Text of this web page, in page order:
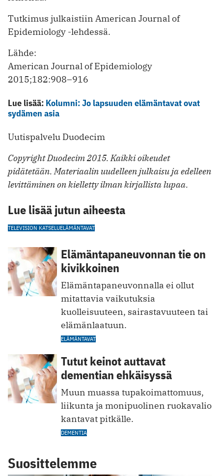
Tutkimus julkaistiin American Journal of
Epidemiology -lehdessä.
Lähde:
American Journal of Epidemiology
2015;182:908–916
Lue lisää: Kolumni: Jo lapsuuden elämäntavat ovat
sydämen asia
Uutispalvelu Duodecim
Copyright Duodecim 2015. Kaikki oikeudet
pidätetään. Materiaalin uudelleen julkaisu ja edelleen
levittäminen on kielletty ilman kirjallista lupaa.
Lue lisää jutun aiheesta
TELEVISION KATSELUELÄMÄNTAVAT
Elämäntapaneuvonnan tie on
kivikkoinen
Elämäntapa­neuvonnalla ei ollut
mitattavia vaikutuksia
kuolleisuuteen, sairastavuuteen tai
elämänlaatuun.
ELÄMÄNTAVAT
Tutut keinot auttavat
dementian ehkäisyssä
Muun muassa tupakoimattomuus,
liikunta ja monipuolinen ruokavalio
kantavat pitkälle.
DEMENTIA
Suosittelemme